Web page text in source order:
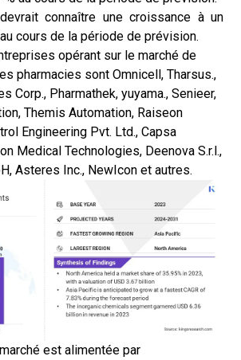
connaître une croissance à un
cours de la période de prévision.
opérant sur le marché de
pharmacies sont Omnicell, Tharsus.,
Corp., Pharmathek, yuyama., Senieer,
Themis Automation, Raiseon
Engineering Pvt. Ltd., Capsa
Medical Technologies, Deenova S.r.l.,
Asteres Inc., NewIcon et autres.
est alimentée par